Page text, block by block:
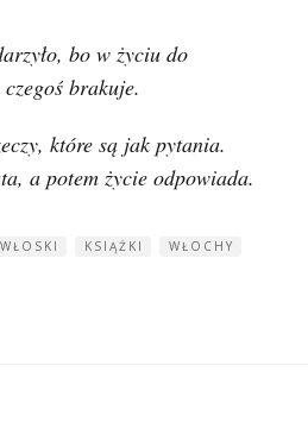
bo w życiu do
czegoś brakuje.
które są jak pytania.
a potem życie odpowiada.
KSIĄŻKI WŁOCHY